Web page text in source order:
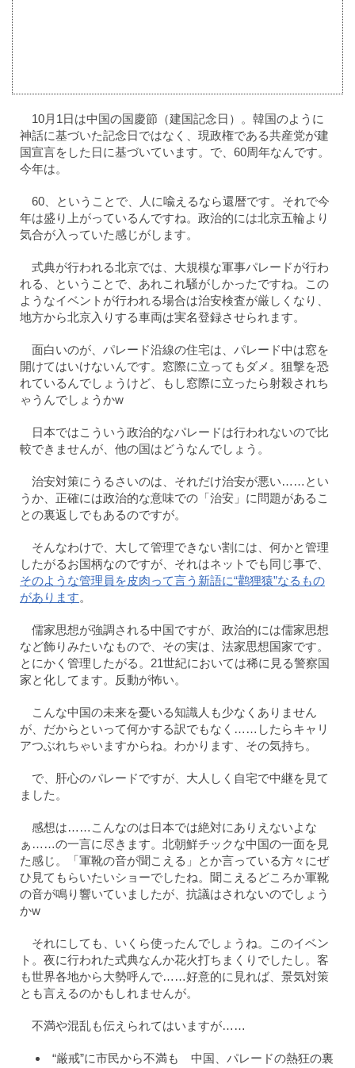
10月1日は中国の国慶節（建国記念日）。韓国のように
神話に基づいた記念日ではなく、現政権である共産党が建
国宣言をした日に基づいています。で、60周年なんです。
今年は。
60、ということで、人に喩えるなら還暦です。それで今
年は盛り上がっているんですね。政治的には北京五輪より
気合が入っていた感じがします。
式典が行われる北京では、大規模な軍事パレードが行わ
れる、ということで、あれこれ騒がしかったですね。この
ようなイベントが行われる場合は治安検査が厳しくなり、
地方から北京入りする車両は実名登録させられます。
面白いのが、パレード沿線の住宅は、パレード中は窓を
開けてはいけないんです。窓際に立ってもダメ。狙撃を恐
れているんでしょうけど、もし窓際に立ったら射殺されち
ゃうんでしょうかw
日本ではこういう政治的なパレードは行われないので比
較できませんが、他の国はどうなんでしょう。
治安対策にうるさいのは、それだけ治安が悪い……とい
うか、正確には政治的な意味での「治安」に問題があるこ
との裏返しでもあるのですが。
そんなわけで、大して管理できない割には、何かと管理
したがるお国柄なのですが、それはネットでも同じ事で、
そのような管理員を皮肉って言う新語に“鹳狸猿”なるもの
があります。
儒家思想が強調される中国ですが、政治的には儒家思想
など飾りみたいなもので、その実は、法家思想国家です。
とにかく管理したがる。21世紀においては稀に見る警察国
家と化してます。反動が怖い。
こんな中国の未来を憂いる知識人も少なくありません
が、だからといって何かする訳でもなく……したらキャリ
アつぶれちゃいますからね。わかります、その気持ち。
で、肝心のパレードですが、大人しく自宅で中継を見て
ました。
感想は……こんなのは日本では絶対にありえないよな
ぁ……の一言に尽きます。北朝鮮チックな中国の一面を見
た感じ。「軍靴の音が聞こえる」とか言っている方々にぜ
ひ見てもらいたいショーでしたね。聞こえるどころか軍靴
の音が鳴り響いていましたが、抗議はされないのでしょう
かw
それにしても、いくら使ったんでしょうね。このイベン
ト。夜に行われた式典なんか花火打ちまくりでしたし。客
も世界各地から大勢呼んで……好意的に見れば、景気対策
とも言えるのかもしれませんが。
不満や混乱も伝えられてはいますが……
“厳戒”に市民から不満も 中国、パレードの熱狂の裏